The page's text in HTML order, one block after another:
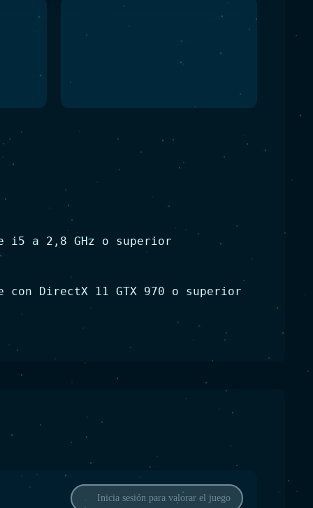
i5 a 2,8 GHz o superior
con DirectX 11 GTX 970 o superior
Inicia sesión para valorar el juego